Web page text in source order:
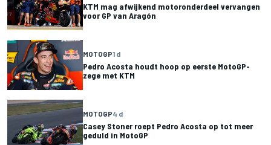
KTM mag afwijkend motoronderdeel vervangen
voor GP van Aragón
MOTOGP1 d
Pedro Acosta houdt hoop op eerste MotoGP-
zege met KTM
MOTOGP4 d
Casey Stoner roept Pedro Acosta op tot meer
geduld in MotoGP